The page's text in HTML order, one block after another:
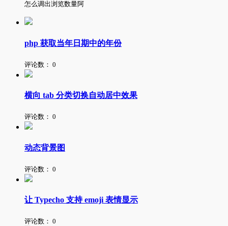
怎么调出浏览数量阿
php 获取当年日期中的年份
评论数： 0
横向 tab 分类切换自动居中效果
评论数： 0
动态背景图
评论数： 0
让 Typecho 支持 emoji 表情显示
评论数： 0